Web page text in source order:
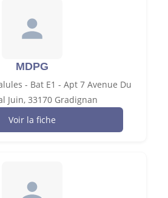
MDPG
- Bat E1 - Apt 7 Avenue Du
Juin, 33170 Gradignan
Voir la fiche